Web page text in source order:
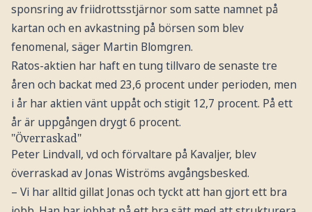
sponsring av friidrottsstjärnor som satte namnet på
kartan och en avkastning på börsen som blev
fenomenal, säger Martin Blomgren.
Ratos-aktien har haft en tung tillvaro de senaste tre
åren och backat med 23,6 procent under perioden, men
i år har aktien vänt uppåt och stigit 12,7 procent. På ett
år är uppgången drygt 6 procent.
"Överraskad"
Peter Lindvall, vd och förvaltare på Kavaljer, blev
överraskad av Jonas Wiströms avgångsbesked.
– Vi har alltid gillat Jonas och tyckt att han gjort ett bra